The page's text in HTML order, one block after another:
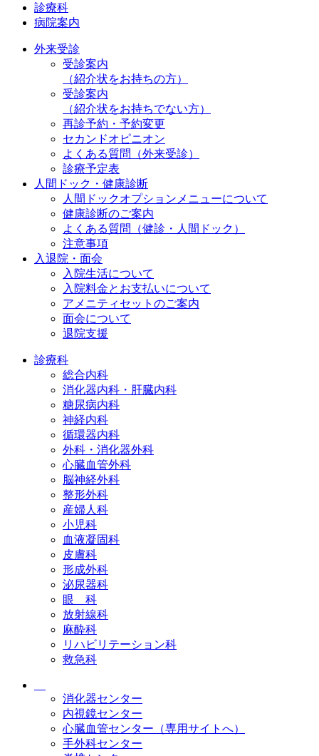
診療科
病院案内
外来受診
受診案内
（紹介状をお持ちの方）
受診案内
（紹介状をお持ちでない方）
再診予約・予約変更
セカンドオピニオン
よくある質問（外来受診）
診療予定表
人間ドック・健康診断
人間ドックオプションメニューについて
健康診断のご案内
よくある質問（健診・人間ドック）
注意事項
入退院・面会
入院生活について
入院料金とお支払いについて
アメニティセットのご案内
面会について
退院支援
診療科
総合内科
消化器内科・肝臓内科
糖尿病内科
神経内科
循環器内科
外科・消化器外科
心臓血管外科
脳神経外科
整形外科
産婦人科
小児科
血液凝固科
皮膚科
形成外科
泌尿器科
眼 科
放射線科
麻酔科
リハビリテーション科
救急科
消化器センター
内視鏡センター
心臓血管センター（専用サイトへ）
手外科センター